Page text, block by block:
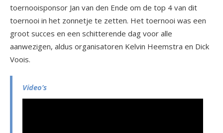
toernooisponsor Jan van den Ende om de top 4 van dit
toernooi in het zonnetje te zetten. Het toernooi was een
groot succes en een schitterende dag voor alle
aanwezigen, aldus organisatoren Kelvin Heemstra en Dick
Voois.
Video’s